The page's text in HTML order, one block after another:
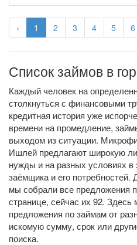
‹ 1 2 3 4 5 6
Список займов в
Каждый человек на
столкнуться с финансовыми
кредитная история уже
времени на промедление,
выходом из ситуации.
Ишлей предлагают широкую
нужды и на разных условиях в
заёмщика и его потребностей.
мы собрали все предложения
странице, сейчас их 92. Здесь
предложения по займам от
искомую сумму, срок или
поиска.